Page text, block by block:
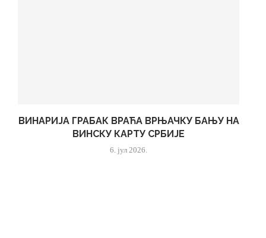
ВИНАРИЈА ГРАБАК ВРАЋА ВРЊАЧКУ БАЊУ НА
ВИНСКУ КАРТУ СРБИЈЕ
6. јул 2026.